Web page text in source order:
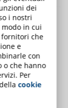
il
da
“nel
di materiali
dei
i nostri
in cui
che
e
con
che hanno
Per
cookie